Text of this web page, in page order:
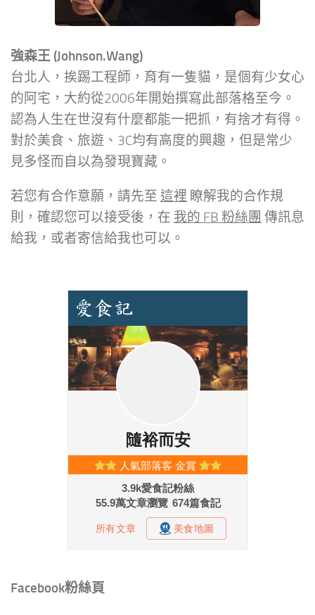
強森王 (Johnson.Wang)
台北人，挨踢工程師，育有一隻貓，是個有少女心
的阿宅，大約從2006年開始撰寫此部落格至今。
認為人生在世沒有什麼都能一把抓，有捨才有得。
對於美食、旅遊、3C均有高度的興趣，但是常少
見多怪而自以為發現寶藏。
若您有合作意願，請先至 這裡 瞭解我的合作規
則，確認您可以接受後，在 我的 FB 粉絲團 傳訊息
給我，或者寄信給我也可以。
Facebook粉絲頁